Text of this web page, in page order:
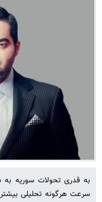
به قدری تحولات سوریه
سرعت هرگونه تحلیلی